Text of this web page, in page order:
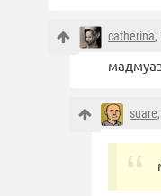
catherina,
suare